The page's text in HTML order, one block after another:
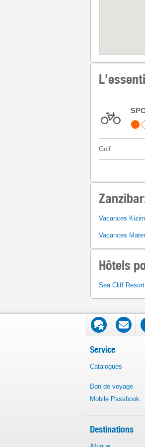
Golf
Vacances
Vacances
Hôtels
Sea Cliff
Service
Catalogues
Bon de voyage
Mobile Passbook
Destinations